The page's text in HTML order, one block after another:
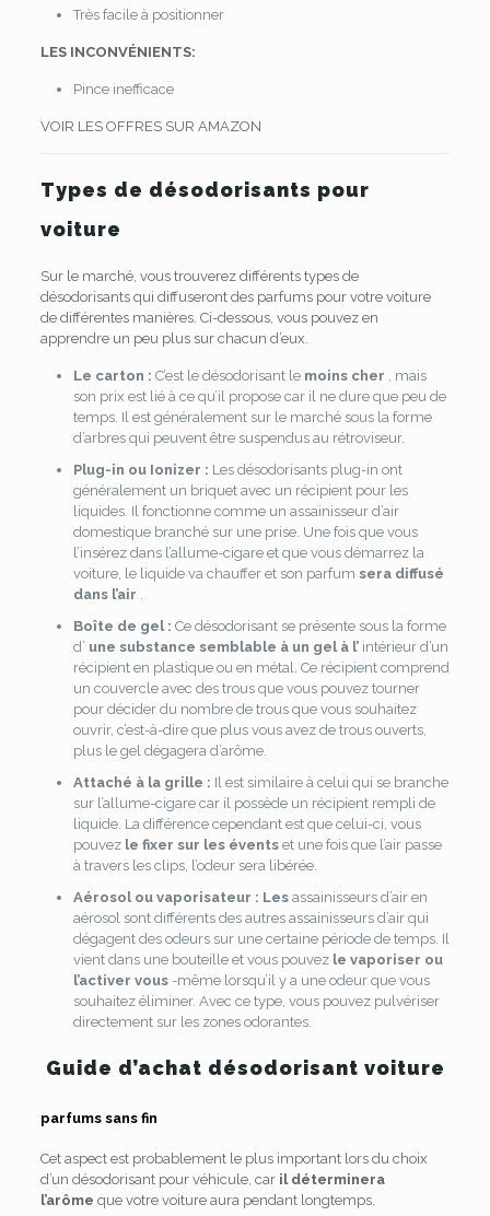
Très facile à positionner
LES INCONVÉNIENTS:
Pince inefficace
VOIR LES OFFRES SUR AMAZON
Types de désodorisants pour
voiture
Sur le marché, vous trouverez différents types de
désodorisants qui diffuseront des parfums pour votre voiture
de différentes manières. Ci-dessous, vous pouvez en
apprendre un peu plus sur chacun d’eux.
Le carton : C’est le désodorisant le moins cher , mais
son prix est lié à ce qu’il propose car il ne dure que peu de
temps. Il est généralement sur le marché sous la forme
d’arbres qui peuvent être suspendus au rétroviseur.
Plug-in ou Ionizer : Les désodorisants plug-in ont
généralement un briquet avec un récipient pour les
liquides. Il fonctionne comme un assainisseur d’air
domestique branché sur une prise. Une fois que vous
l’insérez dans l’allume-cigare et que vous démarrez la
voiture, le liquide va chauffer et son parfum sera diffusé
dans l’air .
Boîte de gel : Ce désodorisant se présente sous la forme
d’ une substance semblable à un gel à l’intérieur d’un
récipient en plastique ou en métal. Ce récipient comprend
un couvercle avec des trous que vous pouvez tourner
pour décider du nombre de trous que vous souhaitez
ouvrir, c’est-à-dire que plus vous avez de trous ouverts,
plus le gel dégagera d’arôme.
Attaché à la grille : Il est similaire à celui qui se branche
sur l’allume-cigare car il possède un récipient rempli de
liquide. La différence cependant est que celui-ci, vous
pouvez le fixer sur les éventset une fois que l’air passe
à travers les clips, l’odeur sera libérée.
Aérosol ou vaporisateur : Lesassainisseurs d’air en
aérosol sont différents des autres assainisseurs d’air qui
dégagent des odeurs sur une certaine période de temps. Il
vient dans une bouteille et vous pouvez le vaporiser ou
l’activer vous-même lorsqu’il y a une odeur que vous
souhaitez éliminer. Avec ce type, vous pouvez pulvériser
directement sur les zones odorantes.
Guide d’achat désodorisant voiture
parfums sans fin
Cet aspect est probablement le plus important lors du choix
d’un désodorisant pour véhicule, car il déterminera
l’arôme que votre voiture aura pendant longtemps.